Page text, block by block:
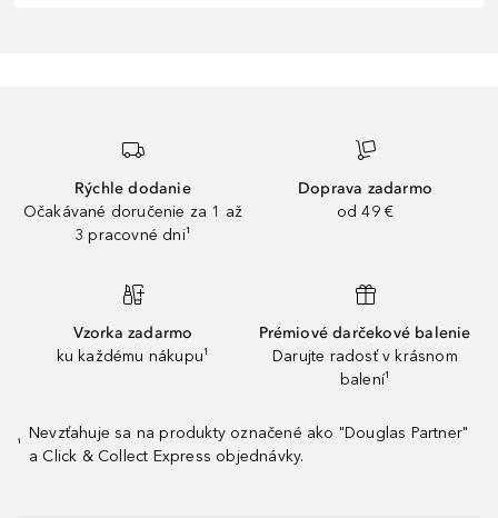
Rýchle dodanie
Očakávané doručenie za 1 až
3 pracovné dni¹
Doprava zadarmo
od 49 €
Vzorka zadarmo
ku každému nákupu¹
Prémiové darčekové balenie
Darujte radosť v krásnom
balení¹
¹
Nevzťahuje sa na produkty označené ako "Douglas Partner"
a Click & Collect Express objednávky.